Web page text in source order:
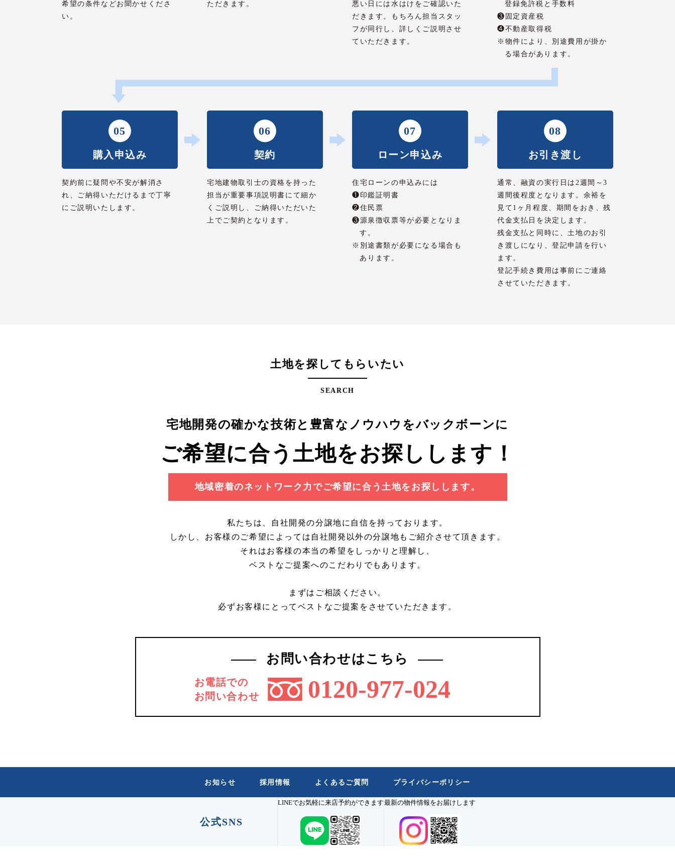
希望の条件などお聞かせくださ
い。
ただきます。
悪い日には水はけをご確認いた
だきます。もちろん担当スタッ
フが同行し、詳しくご説明させ
ていただきます。
登録免許税と手数料
❸固定資産税
❹不動産取得税
※物件により、別途費用が掛か
る場合があります。
05
購入申込み
契約前に疑問や不安が解消さ
れ、ご納得いただけるまで丁寧
にご説明いたします。
06
契約
宅地建物取引士の資格を持った
担当が重要事項説明書にて細か
くご説明し、ご納得いただいた
上でご契約となります。
07
ローン申込み
住宅ローンの申込みには
❶印鑑証明書
❷住民票
❸源泉徴収票等が必要となりま
す。
※別途書類が必要になる場合も
あります。
08
お引き渡し
通常、融資の実行日は2週間～3
週間後程度となります。余裕を
見て1ヶ月程度、期間をおき、残
代金支払日を決定します。
残金支払と同時に、土地のお引
き渡しになり、登記申請を行い
ます。
登記手続き費用は事前にご連絡
させていただきます。
土地を探してもらいたい
SEARCH
宅地開発の確かな技術と豊富なノウハウをバックボーンに
ご希望に合う土地をお探しします！
地域密着のネットワーク力でご希望に合う土地をお探しします。
私たちは、自社開発の分譲地に自信を持っております。
しかし、お客様のご希望によっては自社開発以外の分譲地もご紹介させて頂きます。
それはお客様の本当の希望をしっかりと理解し、
ベストなご提案へのこだわりでもあります。
まずはご相談ください。
必ずお客様にとってベストなご提案をさせていただきます。
お問い合わせはこちら
お電話での
お問い合わせ
0120-977-024
お知らせ 採用情報 よくあるご質問 プライバシーポリシー
公式SNS
LINEでお気軽に来店予約ができます最新の物件情報をお届けします